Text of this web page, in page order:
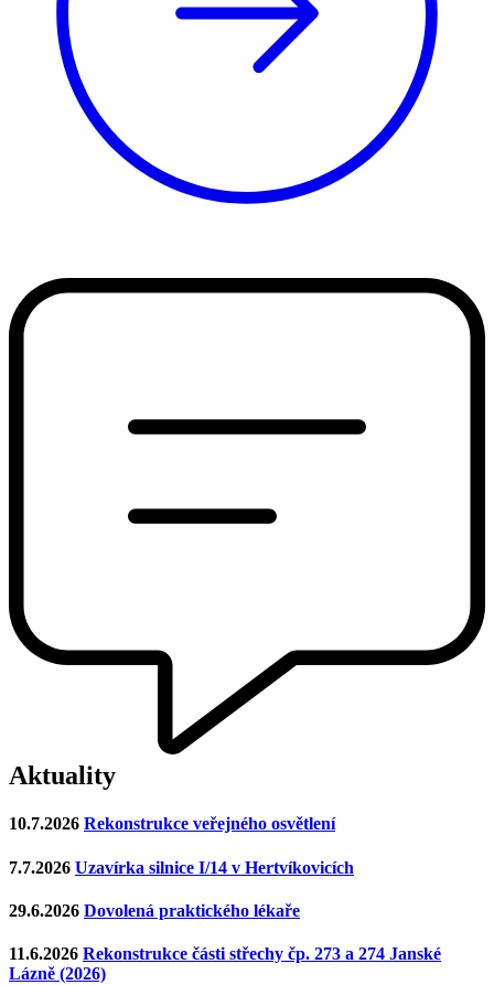
Aktuality
10.7.2026 Rekonstrukce veřejného osvětlení
7.7.2026 Uzavírka silnice I/14 v Hertvíkovicích
29.6.2026 Dovolená praktického lékaře
11.6.2026 Rekonstrukce části střechy čp. 273 a 274 Janské
Lázně (2026)